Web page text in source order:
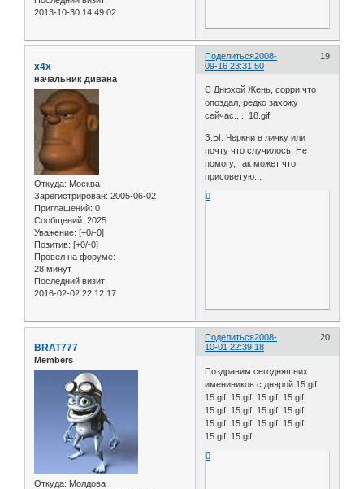
2013-10-30 14:49:02
Поделиться 19
2008-
09-16 23:31:50
x4x
начальник дивана
Откуда: Москва
Зарегистрирован: 2005-06-02
Приглашений: 0
Сообщений: 2025
Уважение: [+0/-0]
Позитив: [+0/-0]
Провел на форуме:
28 минут
Последний визит:
2016-02-02 22:12:17
С Днюхой Жень, сорри что
опоздал, редко захожу
сейчас.... 18.gif
З.Ы. Черкни в личку или
почту что случилось. Не
помогу, так может что
присоветую...
0
Поделиться 20
2008-
10-01 22:39:18
BRAT777
Members
Откуда: Молдова
Поздравим сегодняшних
имениников с днярой 15.gif
15.gif 15.gif 15.gif 15.gif
15.gif 15.gif 15.gif 15.gif
15.gif 15.gif 15.gif 15.gif
15.gif 15.gif
0